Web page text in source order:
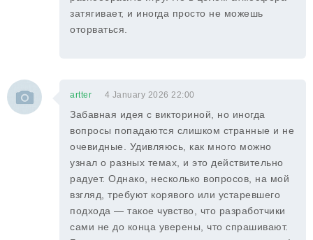
затягивает, и иногда просто не можешь
оторваться.
artter 4 January 2026 22:00
Забавная идея с викториной, но иногда
вопросы попадаются слишком странные и не
очевидные. Удивляюсь, как много можно
узнал о разных темах, и это действительно
радует. Однако, несколько вопросов, на мой
взгляд, требуют корявого или устаревшего
подхода — такое чувство, что разработчики
сами не до конца уверены, что спрашивают.